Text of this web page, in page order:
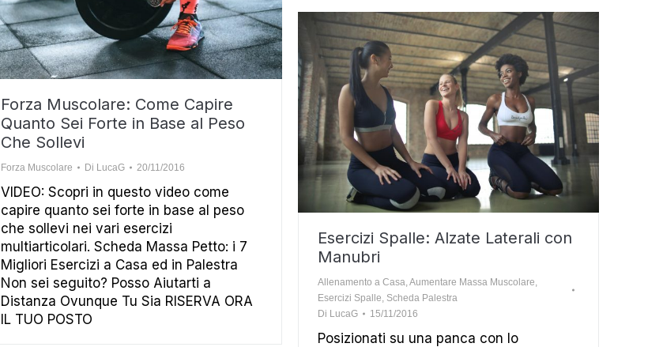
Forza Muscolare: Come Capire
Quanto Sei Forte in Base al Peso
Che Sollevi
Forza Muscolare Di LucaG 20/11/2016
VIDEO: Scopri in questo video come
capire quanto sei forte in base al peso
che sollevi nei vari esercizi
multiarticolari. Scheda Massa Petto: i 7
Migliori Esercizi a Casa ed in Palestra
Non sei seguito? Posso Aiutarti a
Distanza Ovunque Tu Sia RISERVA ORA
IL TUO POSTO
Esercizi Spalle: Alzate Laterali con
Manubri
Allenamento a Casa,Aumentare Massa Muscolare,
Esercizi Spalle, Scheda Palestra
Di LucaG 15/11/2016
Posizionati su una panca con lo